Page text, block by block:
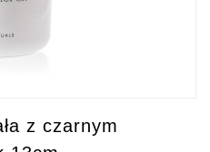
z czarnym